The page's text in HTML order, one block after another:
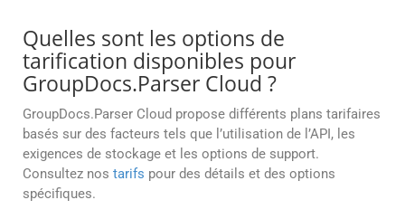
Quelles sont les options de
tarification disponibles pour
GroupDocs.Parser Cloud ?
GroupDocs.Parser Cloud propose différents plans tarifaires
basés sur des facteurs tels que l’utilisation de l’API, les
exigences de stockage et les options de support.
Consultez nos tarifs pour des détails et des options
spécifiques.